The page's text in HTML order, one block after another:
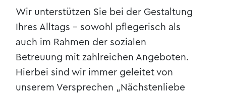
Wir unterstützen Sie bei der Gestaltung
Ihres Alltags - sowohl pflegerisch als
auch im Rahmen der sozialen
Betreuung mit zahlreichen Angeboten.
Hierbei sind wir immer geleitet von
unserem Versprechen „Nächstenliebe